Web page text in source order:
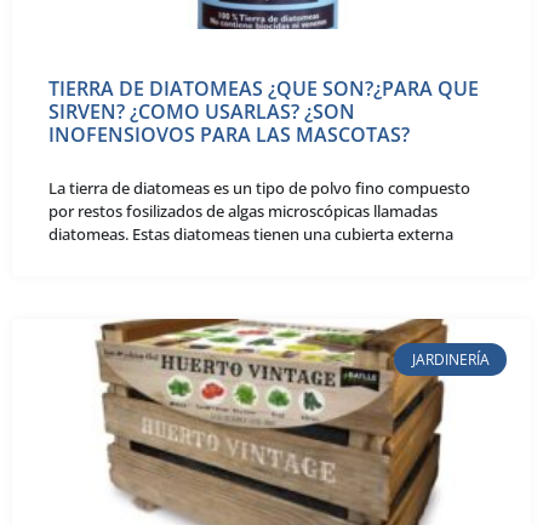
TIERRA DE DIATOMEAS ¿QUE SON?¿PARA QUE
SIRVEN? ¿COMO USARLAS? ¿SON
INOFENSIOVOS PARA LAS MASCOTAS?
La tierra de diatomeas es un tipo de polvo fino compuesto
por restos fosilizados de algas microscópicas llamadas
diatomeas. Estas diatomeas tienen una cubierta externa
JARDINERÍA